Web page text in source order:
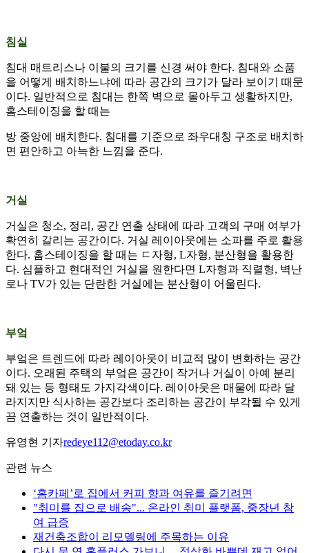
침실
침대 매트리스나 이불의 크기를 신경 써야 한다. 침대와 소품
을 어떻게 배치하느냐에 따라 공간의 크기가 달라 보이기 때문
이다. 일반적으로 침대는 한쪽 벽으로 몰아두고 생활하지만,
홈스테이징을 할 때는
방 중앙에 배치한다. 침대를 기준으로 좌우대칭 구조로 배치하
면 편안하고 아늑한 느낌을 준다.
거실
거실은 청소, 정리, 공간 연출 상태에 따라 고객의 구매 여부가
확연히 갈리는 공간이다. 거실 레이아웃에는 소파를 주로 활용
한다. 홈스테이징을 할 때는 ㄷ자형, L자형, 분산형을 활용한
다. 심플하고 현대적인 거실을 원한다면 L자형과 직렬형, 벽난
로나 TV가 있는 단란한 거실에는 분산형이 어울린다.
부엌
부엌은 트렌드에 따라 레이아웃이 비교적 많이 변화하는 공간
이다. 오래된 주택의 부엌은 공간이 작거나 거실이 아예 분리
돼 있는 등 형태도 가지각색이다. 레이아웃은 매물에 따라 달
라지지만 식사하는 공간보다 조리하는 공간이 부각될 수 있게
끔 연출하는 것이 일반적이다.
유영현 기자redeye112@etoday.co.kr
관련 뉴스
‘홈카페’로 집에서 커피 향과 여유를 즐기려면
"취미를 집으로 배송"... 온라인 취미 플랫폼, 중장년 참
여 급증
재건축조합이 리모델링에 주목하는 이유